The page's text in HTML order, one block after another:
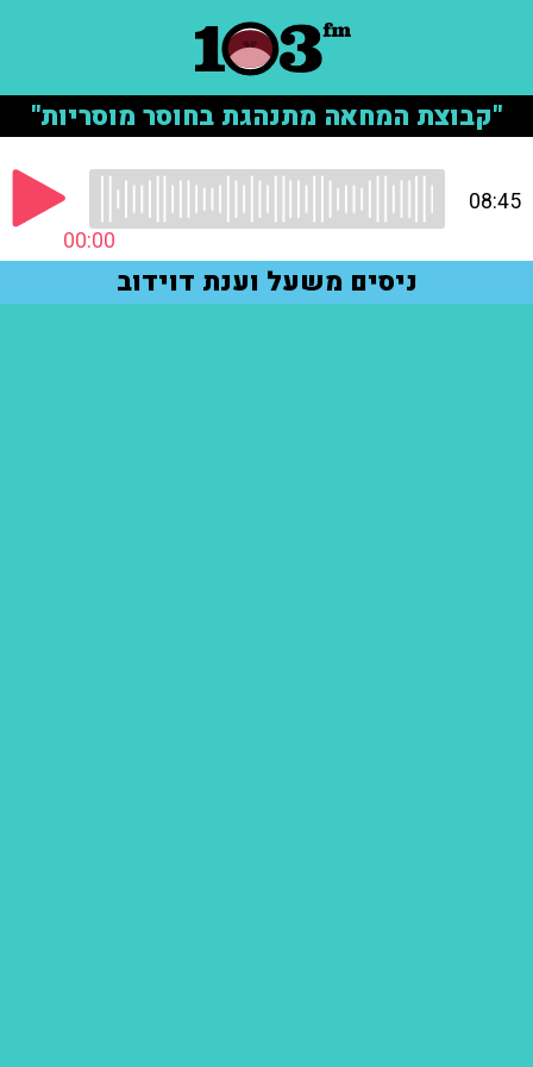
"קבוצת המחאה מתנהגת בחוסר מוסריות"
00:00
08:45
ניסים משעל וענת דוידוב